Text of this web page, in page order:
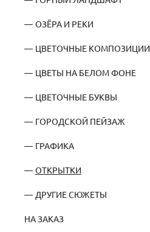
ОЗЁРА И РЕКИ
ЦВЕТОЧНЫЕ КОМПОЗИЦИИ
ЦВЕТЫ НА БЕЛОМ ФОНЕ
ЦВЕТОЧНЫЕ БУКВЫ
ГОРОДСКОЙ ПЕЙЗАЖ
ГРАФИКА
ОТКРЫТКИ
ДРУГИЕ СЮЖЕТЫ
НА ЗАКАЗ